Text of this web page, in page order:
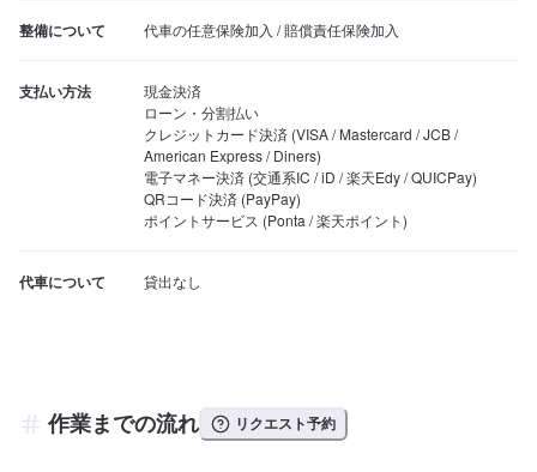
整備について 代車の任意保険加入 / 賠償責任保険加入
支払い方法
現金決済
ローン・分割払い
クレジットカード決済 (VISA / Mastercard / JCB /
American Express / Diners)
電子マネー決済 (交通系IC / iD / 楽天Edy / QUICPay)
QRコード決済 (PayPay)
ポイントサービス (Ponta / 楽天ポイント)
代車について 貸出なし
作業までの流れ リクエスト予約